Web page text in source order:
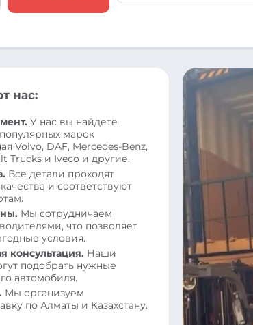
нас:
У нас вы найдете
марок
Volvo, DAF, Mercedes-Benz,
Trucks и Iveco и другие.
Все детали проходят
и соответствуют
Мы сотрудничаем
что позволяет
условия.
консультация. Наши
подобрать нужные
автомобиля.
Мы организуем
по Алматы и Казахстану.